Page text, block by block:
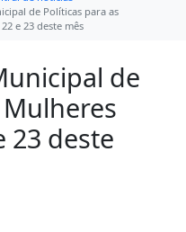
de Políticas para as
e 23 deste mês
de
23 deste